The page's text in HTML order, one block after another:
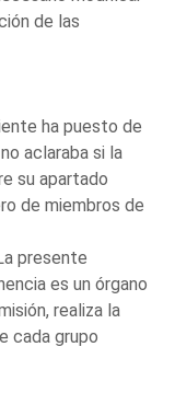
de las
ha puesto de
aclaraba si la
su apartado
de miembros de
presente
es un órgano
realiza la
cada grupo